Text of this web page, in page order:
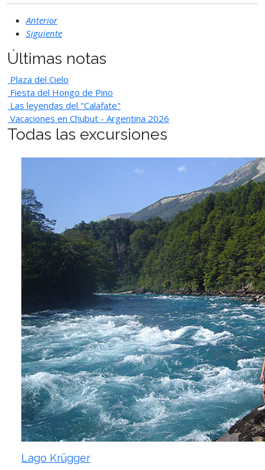
Anterior
Siguiente
Últimas notas
Plaza del Cielo
Fiesta del Hongo de Pino
Las leyendas del "Calafate"
Vacaciones en Chubut - Argentina 2026
Todas las excursiones
Lago Krügger